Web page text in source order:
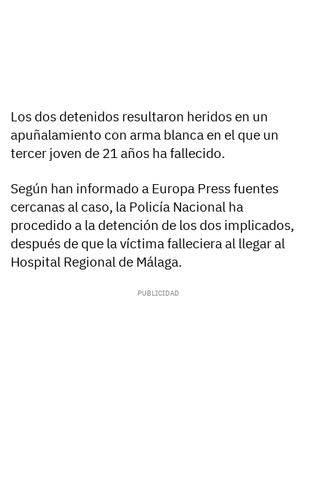
Los dos detenidos resultaron heridos en un
apuñalamiento con arma blanca en el que un
tercer joven de 21 años ha fallecido.
Según han informado a Europa Press fuentes
cercanas al caso, la Policía Nacional ha
procedido a la detención de los dos implicados,
después de que la víctima falleciera al llegar al
Hospital Regional de Málaga.